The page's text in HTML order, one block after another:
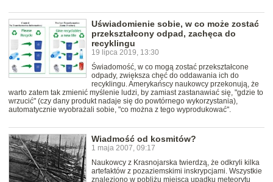
Uświadomienie sobie, w co może zostać
przekształcony odpad, zachęca do
recyklingu
19 lipca 2019, 13:30
Świadomość, w co mogą zostać przekształcone
odpady, zwiększa chęć do oddawania ich do
recyklingu. Amerykańscy naukowcy przekonują, że
warto zatem tak zmienić myślenie ludzi, by zamiast zastanawiać się, "gdzie to
wrzucić" (czy dany produkt nadaje się do powtórnego wykorzystania),
automatycznie wyobrażali sobie, "co można z tego wyprodukować".
Wiadmość od kosmitów?
1 maja 2007, 09:17
Naukowcy z Krasnojarska twierdzą, że odkryli kilka
artefaktów z pozaziemskimi inskrypcjami. Wszystkie
znaleziono w pobliżu miejsca upadku meteorytu